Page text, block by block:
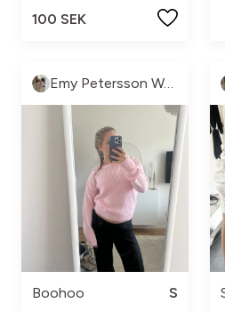
100 SEK
Emy Petersson Wennborg
Boohoo
S